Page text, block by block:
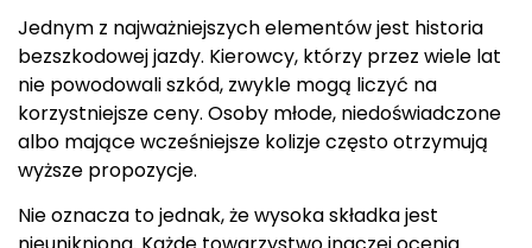
Jednym z najważniejszych elementów jest historia
bezszkodowej jazdy. Kierowcy, którzy przez wiele lat
nie powodowali szkód, zwykle mogą liczyć na
korzystniejsze ceny. Osoby młode, niedoświadczone
albo mające wcześniejsze kolizje często otrzymują
wyższe propozycje.
Nie oznacza to jednak, że wysoka składka jest